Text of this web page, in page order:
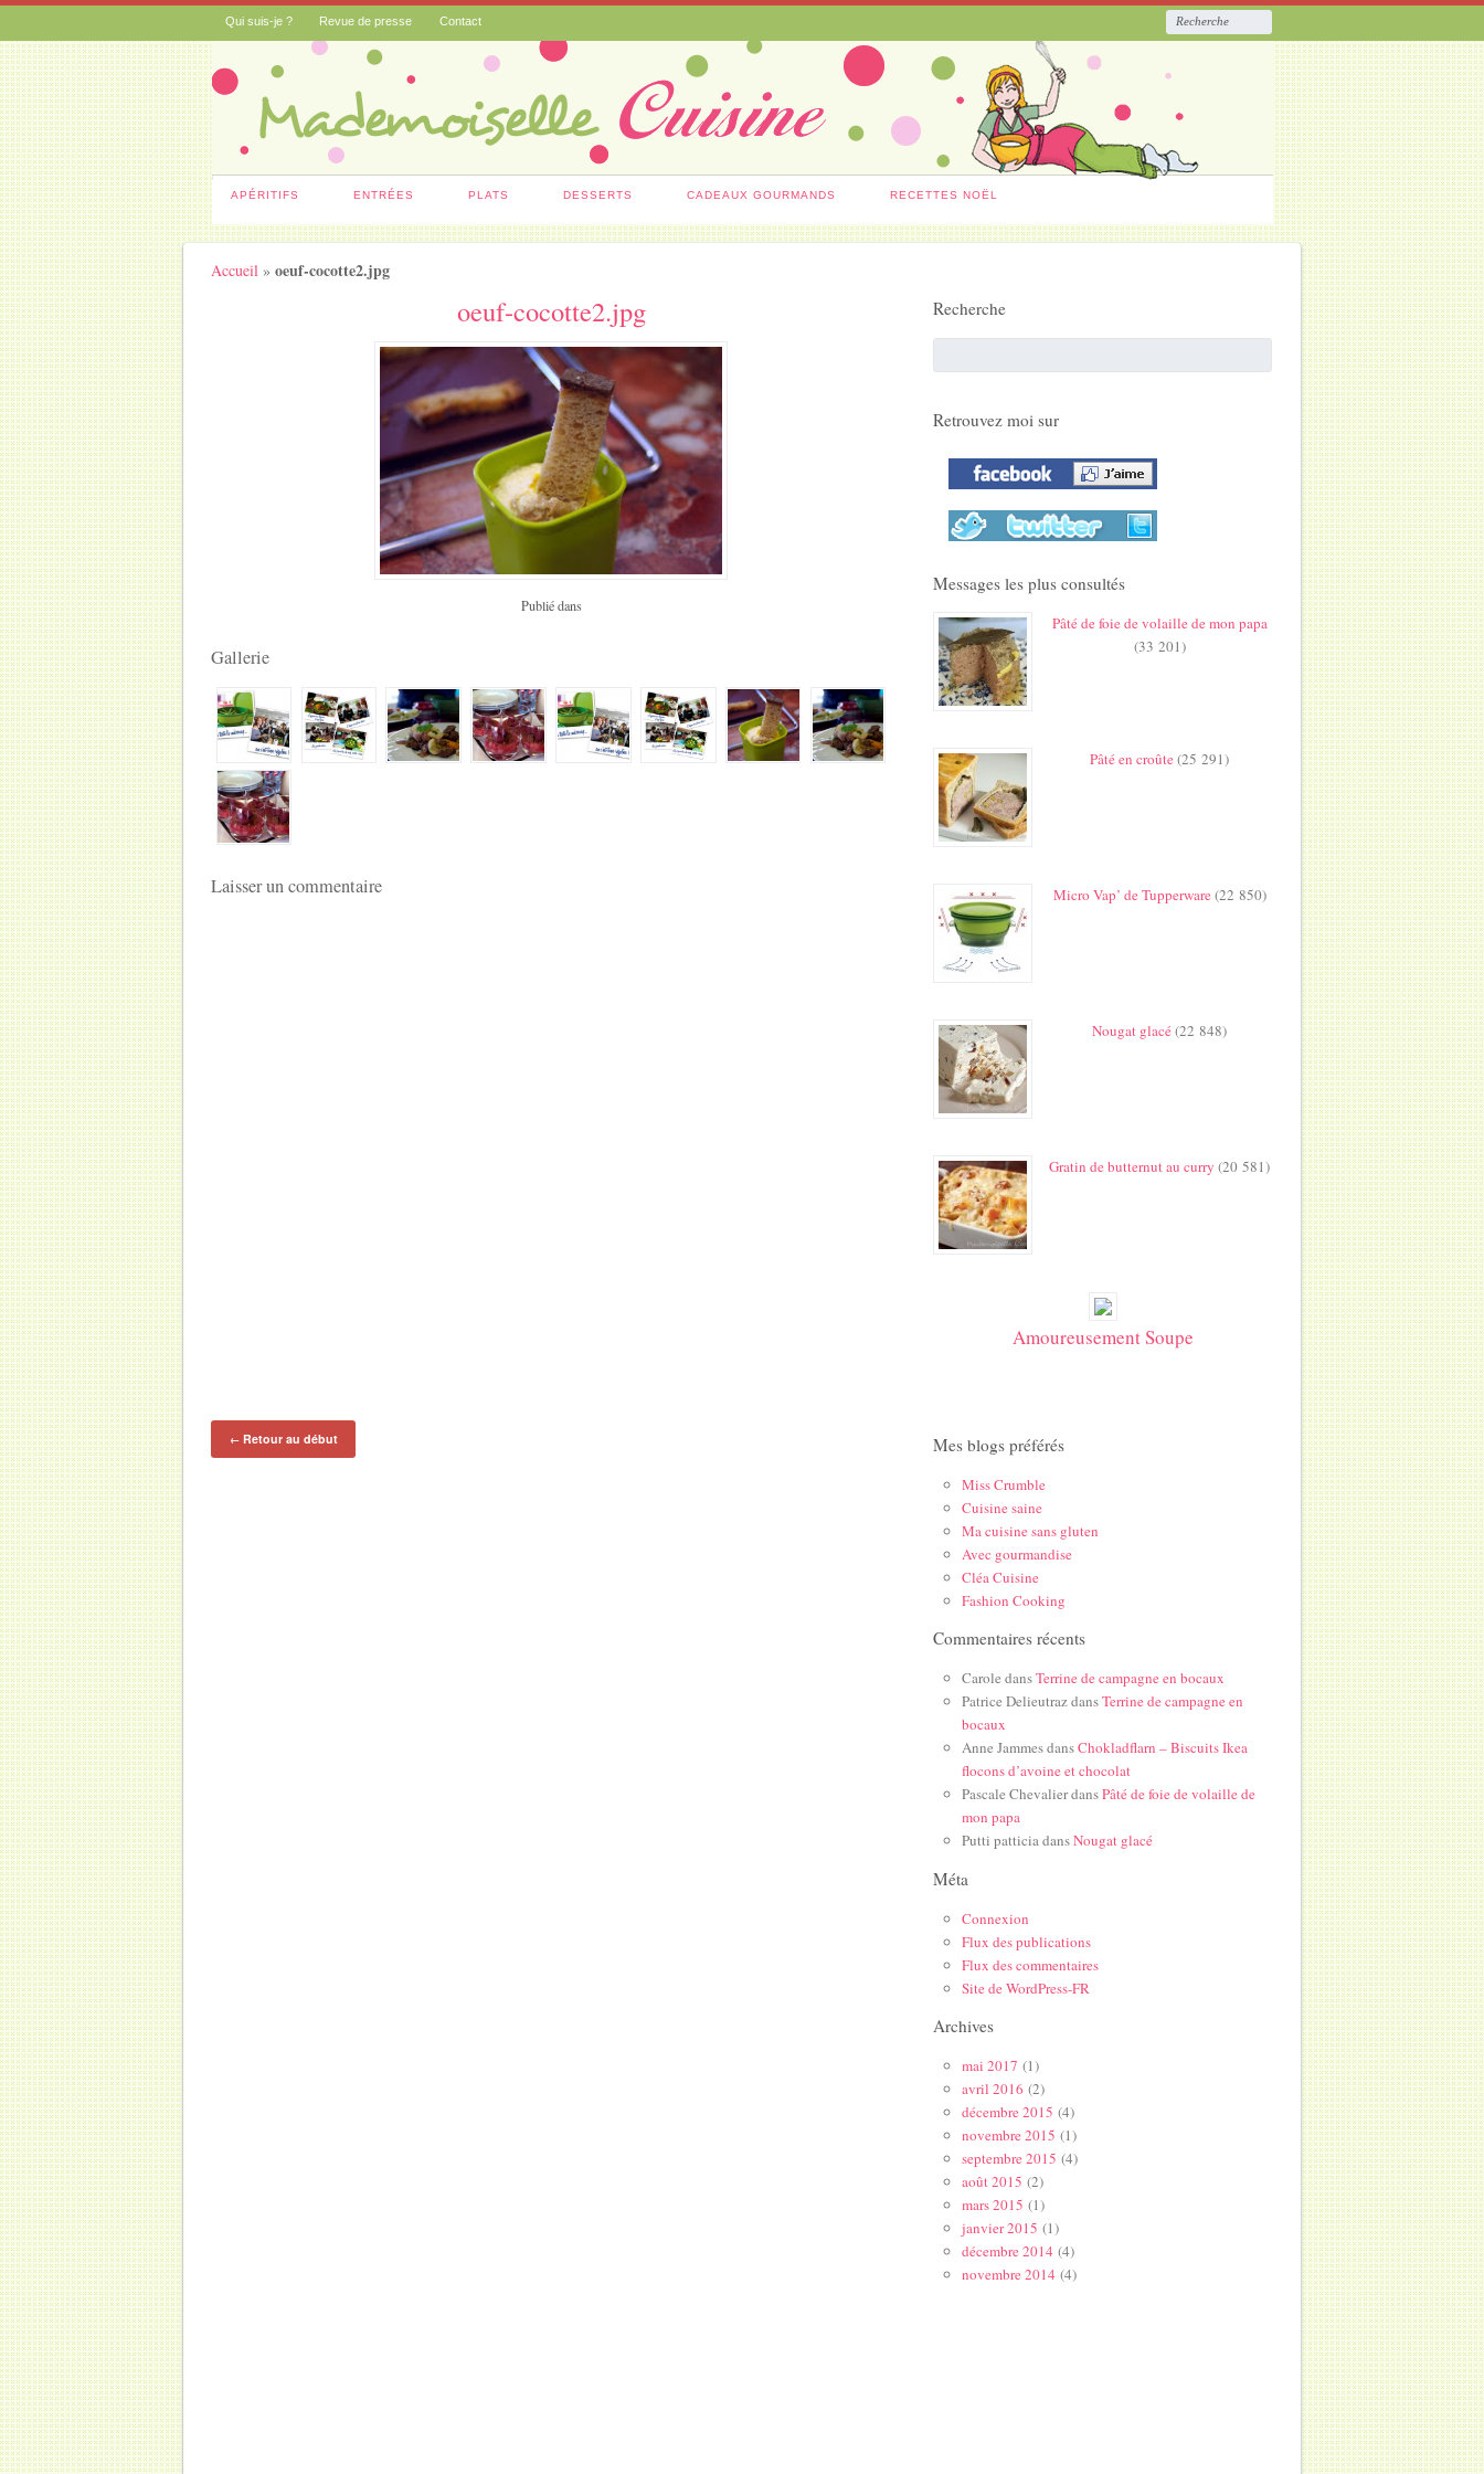
Qui suis-je ? Revue de presse Contact
APÉRITIFS ENTRÉES PLATS DESSERTS CADEAUX GOURMANDS RECETTES NOËL
Accueil »oeuf-cocotte2.jpg
oeuf-cocotte2.jpg
Publié dans
Gallerie
Laisser un commentaire
←Retour au début
Recherche
Retrouvez moi sur
Messages les plus consultés
Pâté de foie de volaille de mon papa
(33 201)
Pâté en croûte(25 291)
Micro Vap’ de Tupperware(22 850)
Nougat glacé(22 848)
Gratin de butternut au curry (20 581)
Amoureusement Soupe
Mes blogs préférés
Miss Crumble
Cuisine saine
Ma cuisine sans gluten
Avec gourmandise
Cléa Cuisine
Fashion Cooking
Commentaires récents
Carole dansTerrine de campagne en bocaux
Patrice DelieutrazdansTerrine de campagne en
bocaux
Anne JammesdansChokladflarn – Biscuits Ikea
flocons d’avoine et chocolat
Pascale ChevalierdansPâté de foie de volaille de
mon papa
Putti patticiadansNougat glacé
Méta
Connexion
Flux des publications
Flux des commentaires
Site de WordPress-FR
Archives
mai 2017 (1)
avril 2016 (2)
décembre 2015 (4)
novembre 2015 (1)
septembre 2015 (4)
août 2015 (2)
mars 2015 (1)
janvier 2015 (1)
décembre 2014 (4)
novembre 2014 (4)